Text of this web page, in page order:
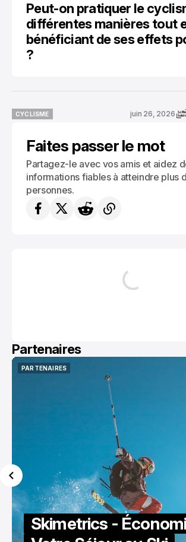
Peut-on pratiquer le
différentes manières tout
bénéficiant de ses effets
?
CYCLISME
juin 26, 2026
Faites passer le mot
Partagez-le avec vos amis et aidez
informations fiables à atteindre plus
personnes.
Partenaires
PARTENAIRES
Skimetrics -